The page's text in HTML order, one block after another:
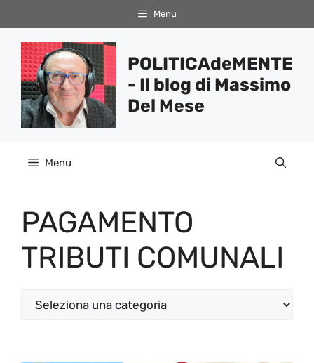
al
contenuto
Menu
POLITICAdeMENTE
- Il blog di Massimo
Del Mese
Menu
PAGAMENTO
TRIBUTI COMUNALI
Categorie